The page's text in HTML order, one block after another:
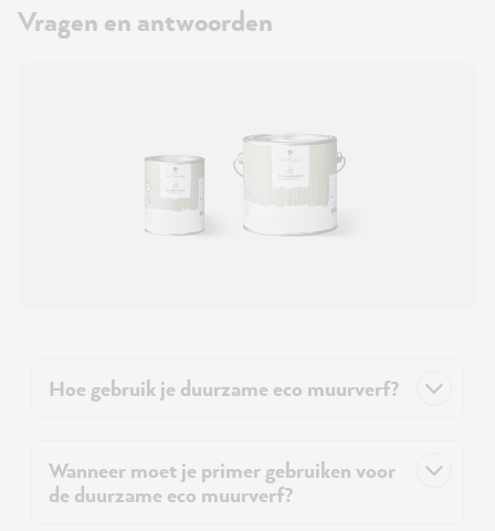
Vragen en antwoorden
Hoe gebruik je duurzame eco muurverf?
Wanneer moet je primer gebruiken voor
de duurzame eco muurverf?